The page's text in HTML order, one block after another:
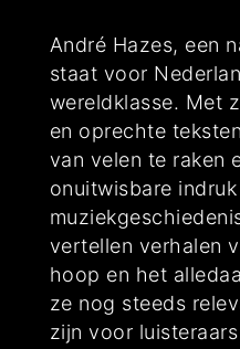
André Hazes, een
staat voor
wereldklasse. Met
en oprechte
van velen te raken
onuitwisbare
vertellen verhalen
hoop en het
ze nog steeds
zijn voor